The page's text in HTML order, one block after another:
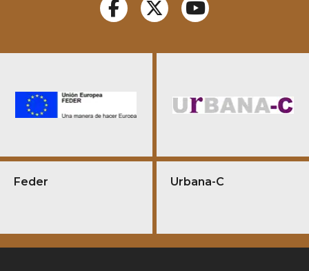
Feder Urbana-C